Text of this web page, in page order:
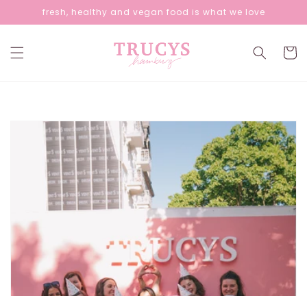
zum
Inhalt
fresh, healthy and vegan food is what we love